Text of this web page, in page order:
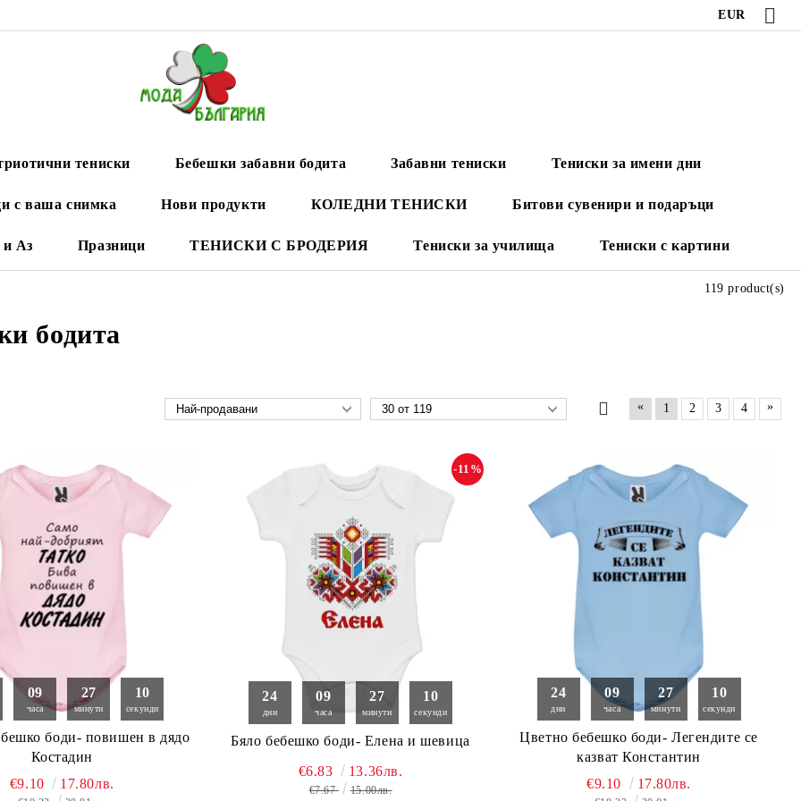
EUR
тениски Бебешки забавни бодита Забавни тениски Тениски за имени дни
с ваша снимка Нови продукти КОЛЕДНИ ТЕНИСКИ Битови сувенири и подаръци
Аз Празници ТЕНИСКИ С БРОДЕРИЯ Тениски за училища Тениски с картини
бодита
119 product(s)
« 1 2 3 4 »
09
часа
27
минути
09
секунди
боди- повишен в дядо
Костадин
€9.10
17.80лв.
24
дни
09
часа
27
минути
09
секунди
Бяло бебешко боди- Елена и шевица
-11%
€6.83 13.36лв.
€7.67 15.00лв.
24
дни
09
часа
27
минути
09
секунди
Цветно бебешко боди- Легендите се
казват Константин
€9.10
17.80лв.